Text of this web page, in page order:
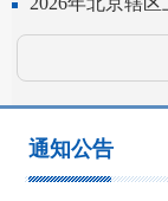
通知公告